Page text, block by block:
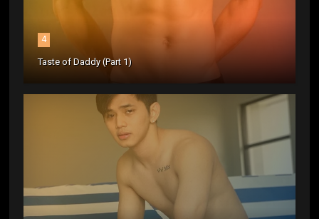
4
Taste of Daddy (Part 1)